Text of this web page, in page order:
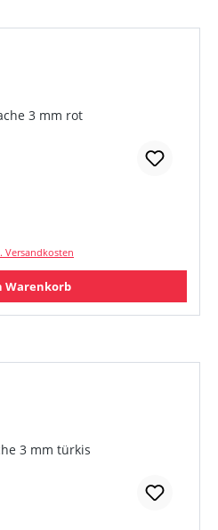
Versandkosten
Warenkorb